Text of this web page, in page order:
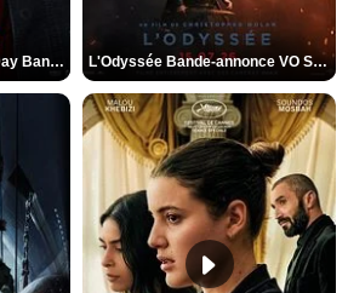
Spider-Man: Brand New Day Bande-annonce VO STFR L'Odyssée Bande-annonce VO STFR